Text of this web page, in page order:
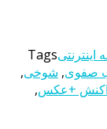
اینترنتیTags
صفوی, شوخی,
+عکس,